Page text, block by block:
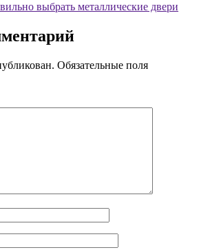
выбрать металлические двери
Обязательные поля